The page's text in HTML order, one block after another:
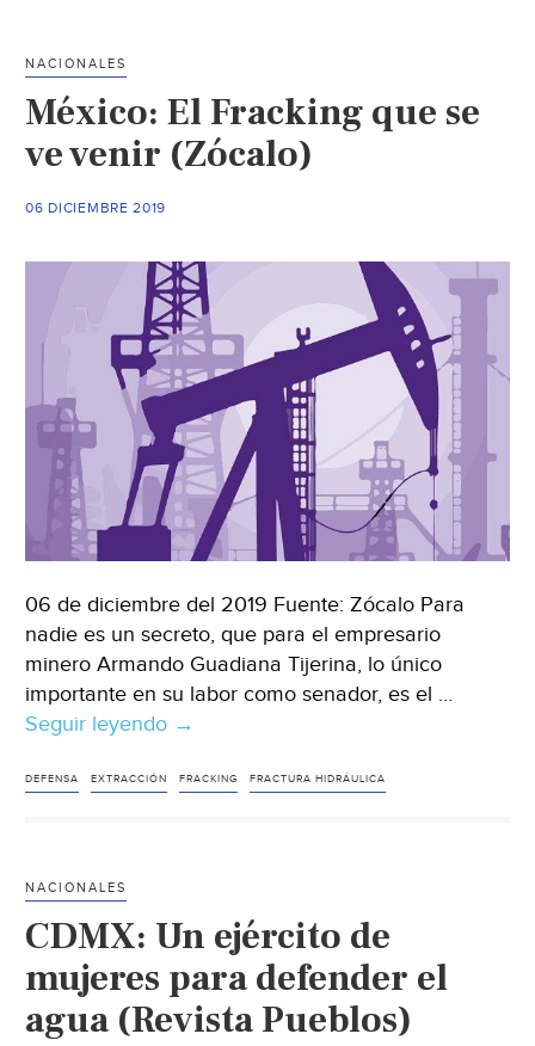
a
de
explotar
un
tercer
pozo
(Sinembargo)
NACIONALES
México: El Fracking que se
ve venir (Zócalo)
06 DICIEMBRE 2019
06 de diciembre del 2019 Fuente: Zócalo Para
nadie es un secreto, que para el empresario
minero Armando Guadiana Tijerina, lo único
importante en su labor como senador, es el …
Seguir leyendo México:
Fracking
(Zócalo)
→
DEFENSA EXTRACCIÓN FRACKING FRACTURA HIDRÁULICA
NACIONALES
CDMX: Un ejército de
mujeres para defender el
agua (Revista Pueblos)